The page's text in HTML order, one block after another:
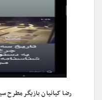
رضا کیانیان بازیگر مطرح